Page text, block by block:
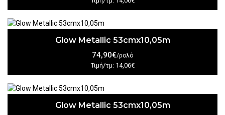
Glow Metallic 53cmx10,05m
74,90€/ρολό
Τιμή/τμ: 14,06€
Glow Metallic 53cmx10,05m